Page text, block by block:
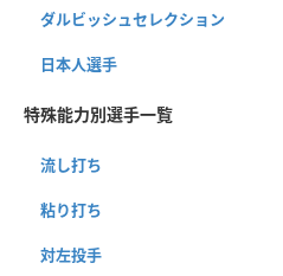
ダルビッシュセレクション
日本人選手
特殊能力別選手一覧
流し打ち
粘り打ち
対左投手